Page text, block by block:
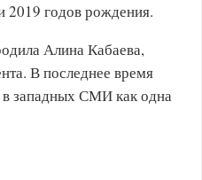
2019 годов рождения.
Алина Кабаева,
В последнее время
в западных СМИ как одна